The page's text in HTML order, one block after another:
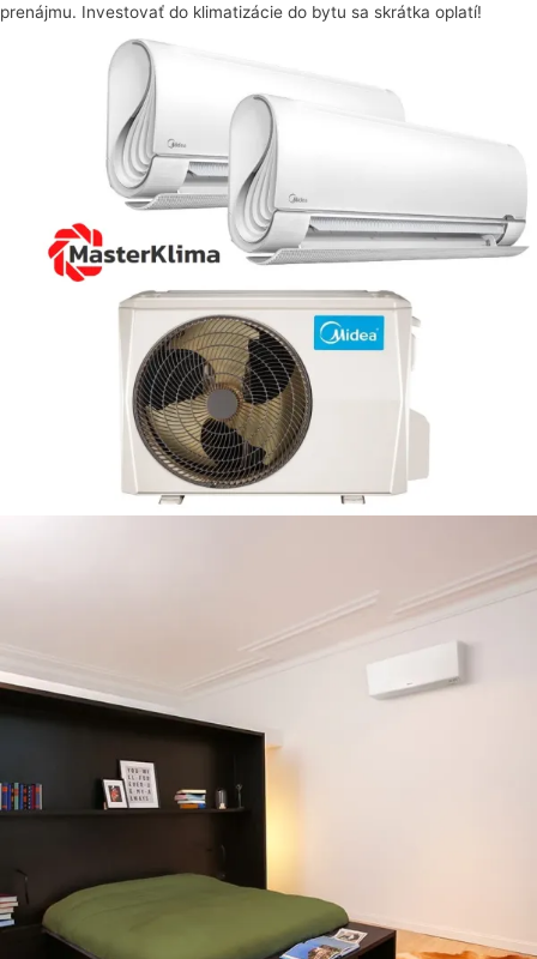
prenájmu. Investovať do klimatizácie do bytu sa skrátka oplatí!